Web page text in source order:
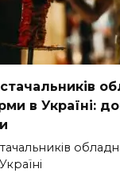
в Україні: